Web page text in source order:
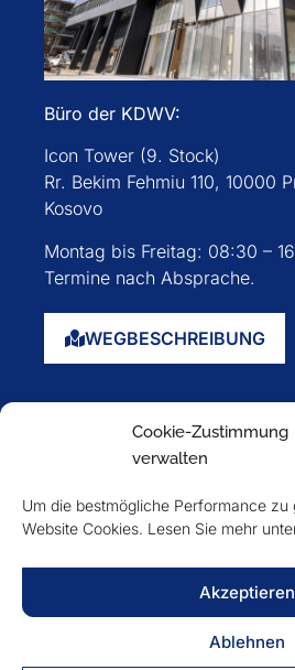
Cookie-Zustimmung
verwalten
Um die bestmögliche Performance
Website Cookies. Lesen Sie mehr
Akzeptieren
Ablehnen
Büro der KDWV:
Icon Tower (9. Stock)
Rr. Bekim Fehmiu 110, 10000
Kosovo
Montag bis Freitag: 08:30 –
Termine nach Absprache.
WEGBESCHREIBUNG
Mitglieder
VERFOLGEN SIE